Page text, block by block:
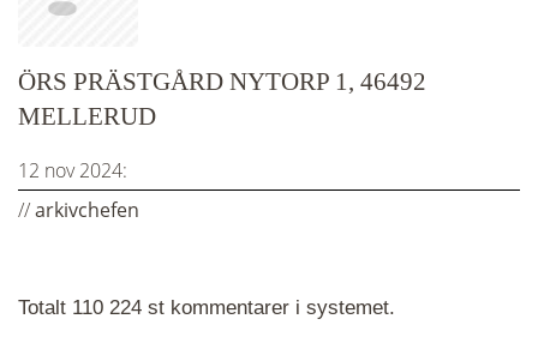
Totalt 110 224 st kommentarer i systemet.
ÖRS PRÄSTGÅRD NYTORP 1, 46492
MELLERUD
12 nov 2024:
//arkivchefen